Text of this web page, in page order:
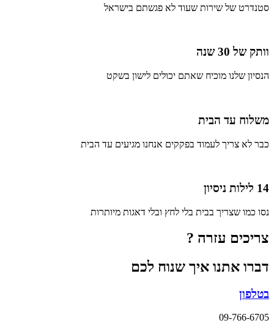
סטנדרט של שירות שעוד לא פגשתם בישראל
וותק של 30 שנה
הנסיון שלנו מוכיח שאתם יכולים לישון בשקט
משלוח עד הבית
כבר לא צריך לעמוד בפקקים אנחנו מגיעים עד הבית
14 לילות ניסיון
נסו כמו שצריך בבית בלי לחץ ובלי דאגות מיותרות
צריכים עזרה ?
דברו אתנו איך שנוח לכם
בטלפון
09-766-6705